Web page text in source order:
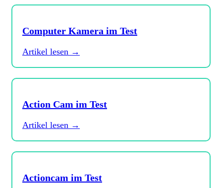
Computer Kamera im Test
Artikel lesen →
Action Cam im Test
Artikel lesen →
Actioncam im Test